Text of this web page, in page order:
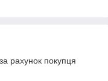
рахунок покупця